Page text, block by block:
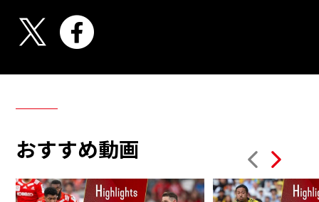
おすすめ動画